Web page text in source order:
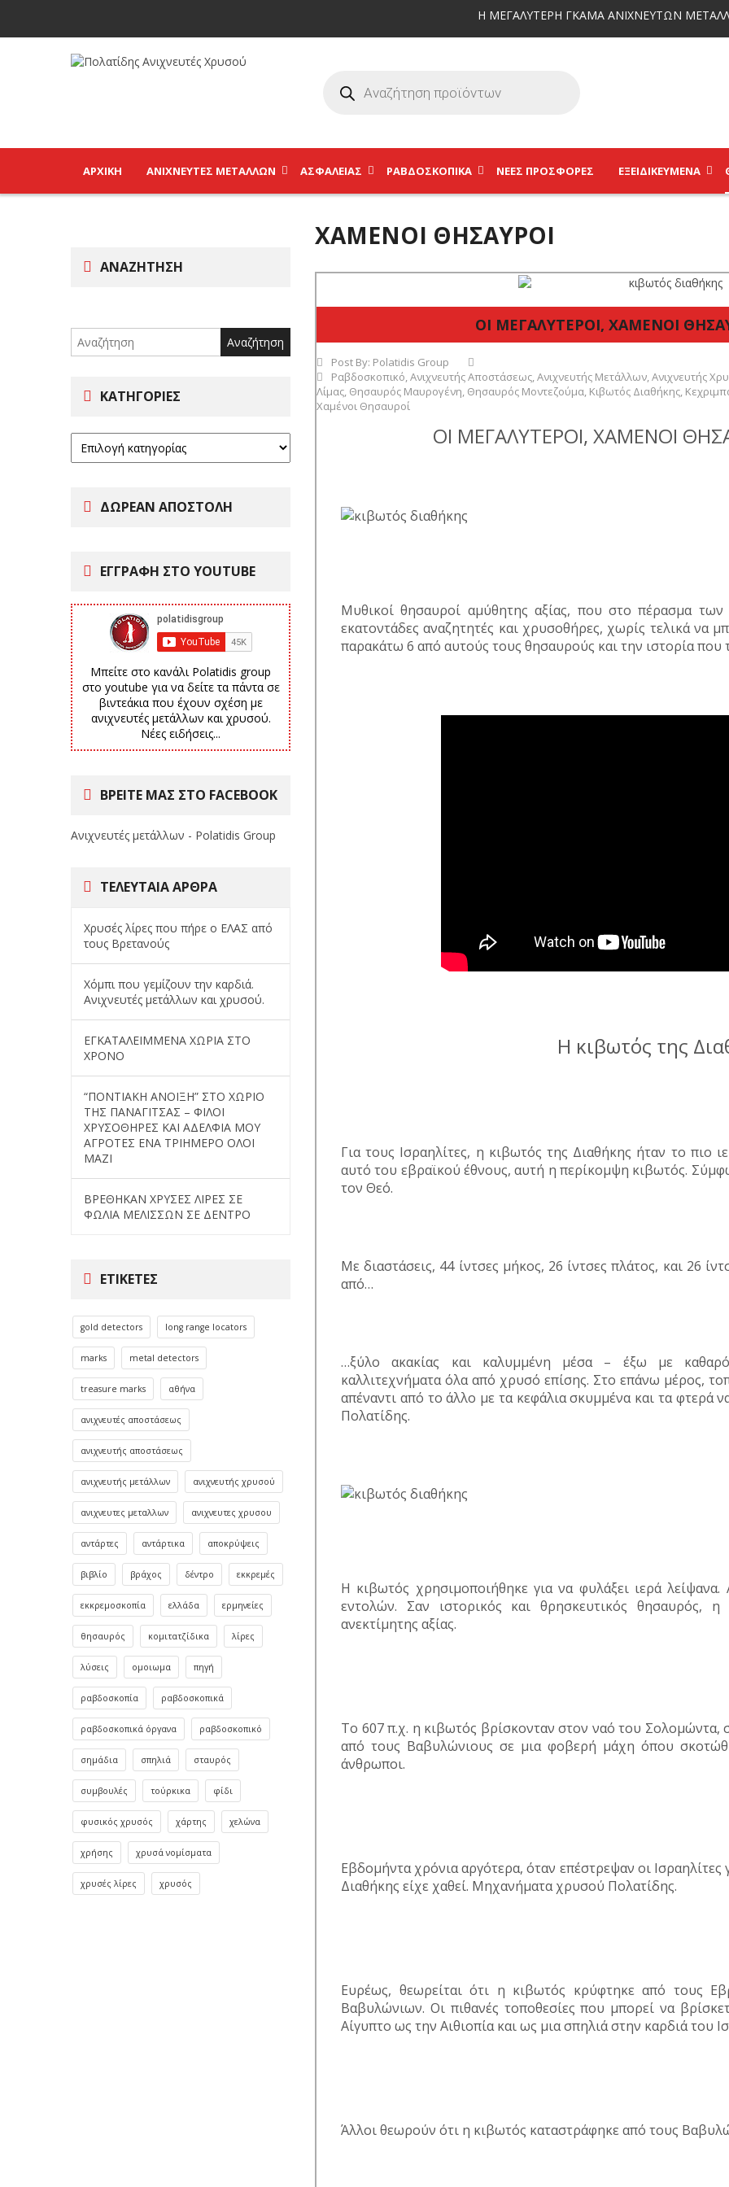
Η ΜΕΓΑΛΥΤΕΡΗ ΓΚΑΜΑ ΑΝΙΧΝΕΥΤΩΝ
ΑΡΧΙΚΉ ΑΝΙΧΝΕΥΤΈΣ ΜΕΤΆΛΛΩΝ ΑΣΦΑΛΕΊΑΣ ΡΑΒΔΟΣΚΟΠΙΚΆ ΝΕΕΣ ΠΡΟΣΦΟΡΕΣ ΕΞΕΙΔΙΚΕΥΜΈΝΑ
ΑΝΑΖΉΤΗΣΗ
for:
ΚΑΤΗΓΟΡΊΕΣ
ΔΩΡΕΑΝ ΑΠΟΣΤΟΛΗ
ΕΓΓΡΑΦΗ ΣΤΟ YOUTUBE
Μπείτε στο κανάλι Polatidis group
στο youtube για να δείτε τα πάντα σε
βιντεάκια που έχουν σχέση με
ανιχνευτές μετάλλων και χρυσού.
Νέες ειδήσεις...
ΒΡΕΙΤΕ ΜΑΣ ΣΤΟ FACEBOOK
Ανιχνευτές μετάλλων - Polatidis Group
ΤΕΛΕΥΤΑΊΑ ΆΡΘΡΑ
Χρυσές λίρες που πήρε ο ΕΛΑΣ από
τους Βρετανούς
Χόμπι που γεμίζουν την καρδιά.
Ανιχνευτές μετάλλων και χρυσού.
ΕΓΚΑΤΑΛΕΙΜΜΕΝΑ ΧΩΡΙΑ ΣΤΟ
ΧΡΟΝΟ
“ΠΟΝΤΙΑΚΗ ΑΝΟΙΞΗ” ΣΤΟ ΧΩΡΙΟ
ΤΗΣ ΠΑΝΑΓΙΤΣΑΣ – ΦΙΛΟΙ
ΧΡΥΣΟΘΗΡΕΣ ΚΑΙ ΑΔΕΛΦΙΑ ΜΟΥ
ΑΓΡΟΤΕΣ ΕΝΑ ΤΡΙΗΜΕΡΟ ΟΛΟΙ
ΜΑΖΙ
ΒΡΕΘΗΚΑΝ ΧΡΥΣΕΣ ΛΙΡΕΣ ΣΕ
ΦΩΛΙΑ ΜΕΛΙΣΣΩΝ ΣΕ ΔΕΝΤΡΟ
ΕΤΙΚΈΤΕΣ
gold detectors long range locators
marks metal detectors
treasure marks αθήνα
ανιχνευτές αποστάσεως
ανιχνευτής αποστάσεως
ανιχνευτής μετάλλων ανιχνευτής χρυσού
ανιχνευτες μεταλλων ανιχνευτες χρυσου
αντάρτες αντάρτικα αποκρύψεις
βιβλίο βράχος δέντρο εκκρεμές
εκκρεμοσκοπία ελλάδα ερμηνείες
θησαυρός κομιτατζίδικα λίρες
λύσεις ομοιωμα πηγή
ραβδοσκοπία ραβδοσκοπικά
ραβδοσκοπικά όργανα ραβδοσκοπικό
σημάδια σπηλιά σταυρός
συμβουλές τούρκικα φίδι
φυσικός χρυσός χάρτης χελώνα
χρήσης χρυσά νομίσματα
χρυσές λίρες χρυσός
ΧΑΜΈΝΟΙ ΘΗΣΑΥΡΟΊ
ΟΙ ΜΕΓΑΛΥΤΕΡΟΙ, ΧΑΜΕΝΟΙ
Post By: Polatidis Group
Ραβδοσκοπικό,Ανιχνευτής Αποστάσεως,Ανιχνευτής Μετάλλων,Ανιχνευτής
Λίμας, Θησαυρός Μαυρογένη, Θησαυρός Μοντεζούμα, Κιβωτός Διαθήκης,
Χαμένοι Θησαυροί
ΟΙ ΜΕΓΑΛΥΤΕΡΟΙ, ΧΑΜΕΝΟΙ
Μυθικοί θησαυροί αμύθητης αξίας, που στο πέρασμα
εκατοντάδες αναζητητές και χρυσοθήρες, χωρίς τελικά να
παρακάτω 6 από αυτούς τους θησαυρούς και την ιστορία που
Η κιβωτός της
Για τους Ισραηλίτες, η κιβωτός της Διαθήκης ήταν το πιο
αυτό του εβραϊκού έθνους, αυτή η περίκομψη κιβωτός.
τον Θεό.
Με διαστάσεις, 44 ίντσες μήκος, 26 ίντσες πλάτος, και 26
από…
…ξύλο ακακίας και καλυμμένη μέσα – έξω με
καλλιτεχνήματα όλα από χρυσό επίσης. Στο επάνω μέρος,
απέναντι από το άλλο με τα κεφάλια σκυμμένα και τα φτερά
Πολατίδης.
Η κιβωτός χρησιμοποιήθηκε για να φυλάξει ιερά
εντολών. Σαν ιστορικός και θρησκευτικός θησαυρός,
ανεκτίμητης αξίας.
Το 607 π.χ. η κιβωτός βρίσκονταν στον ναό του Σολομώντα,
από τους Βαβυλώνιους σε μια φοβερή μάχη όπου
άνθρωποι.
Εβδομήντα χρόνια αργότερα, όταν επέστρεψαν οι
Διαθήκης είχε χαθεί. Μηχανήματα χρυσού Πολατίδης.
Ευρέως, θεωρείται ότι η κιβωτός κρύφτηκε από τους
Βαβυλώνιων. Οι πιθανές τοποθεσίες που μπορεί να
Αίγυπτο ως την Αιθιοπία και ως μια σπηλιά στην καρδιά του
Άλλοι θεωρούν ότι η κιβωτός καταστράφηκε από τους